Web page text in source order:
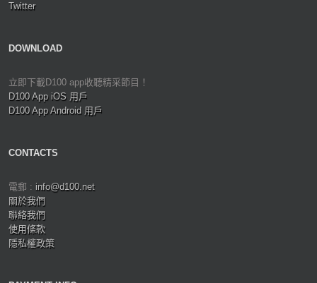
Twitter
DOWNLOAD
立即下載D100 app收聽精采節目！
D100 App iOS 用戶
D100 App Android 用戶
CONTACTS
電郵 : info@d100.net
關於我們
聯絡我們
使用條款
隱私權政策